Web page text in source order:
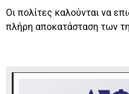
Οι πολίτες καλούνται να
πλήρη αποκατάσταση των